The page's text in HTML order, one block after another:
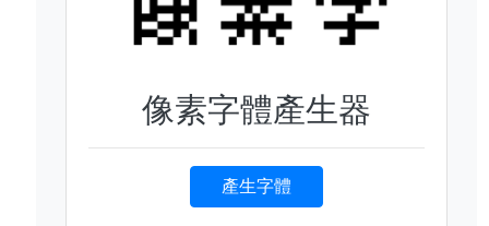
像素字體產生器
產生字體